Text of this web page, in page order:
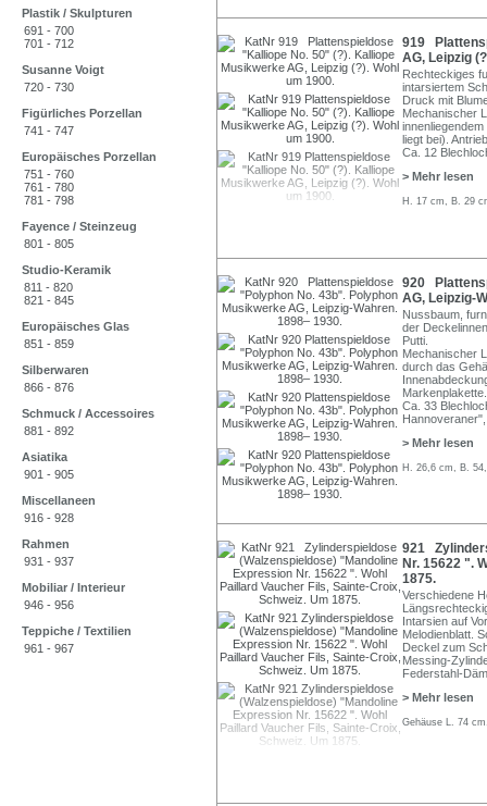
Plastik / Skulpturen
691 - 700
701 - 712
Susanne Voigt
720 - 730
Figürliches Porzellan
741 - 747
Europäisches Porzellan
751 - 760
761 - 780
781 - 798
Fayence / Steinzeug
801 - 805
Studio-Keramik
811 - 820
821 - 845
Europäisches Glas
851 - 859
Silberwaren
866 - 876
Schmuck / Accessoires
881 - 892
Asiatika
901 - 905
Miscellaneen
916 - 928
Rahmen
931 - 937
Mobiliar / Interieur
946 - 956
Teppiche / Textilien
961 - 967
919
AG, Leipzig
Rechteckiges
intarsiertem
Druck mit
Mechanischer
liegt bei).
Ca. 12
> Mehr lesen
H. 17 cm, B. 29
920
AG, Leipzig-
Nussbaum,
der
Putti.
Mechanischer
durch das
Markenplakette.
Ca. 33
> Mehr lesen
H. 26,6 cm, B.
921
Nr. 15622 ".
1875.
Verschiedene
Intarsien auf
Melodienblatt.
Deckel zum
Messing-
Federstahl-
> Mehr lesen
Gehäuse L. 74